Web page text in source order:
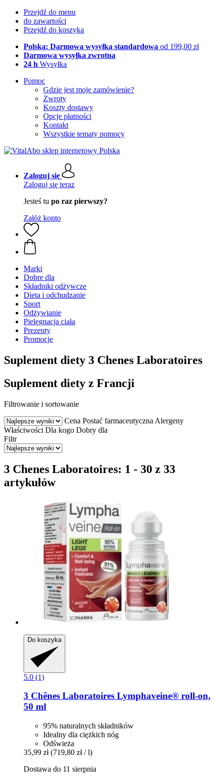
Przejdź do menu
do zawartości
Przejdź do koszyka
Polska: Darmowa wysyłka standardowa od 199,00 zł
Darmowa wysyłka zwrotna
24 h Wysyłka
Pomoc
Gdzie jest moje zamówienie?
Zwroty
Koszty dostawy
Opcje płatności
Kontakt
Wszystkie tematy pomocy
Zaloguj się
Zaloguj się teraz
Jesteś tu po raz pierwszy?
Załóż konto
Marki
Dobre dla
Składniki odżywcze
Dieta i odchudzanie
Sport
Odżywianie
Pielęgnacja ciała
Prezenty
Promocje
Suplement diety 3 Chenes Laboratoires
Suplement diety z Francji
Filtrowanie i sortowanie
Cena Postać farmaceutyczna Alergeny
Właściwości Dla kogo Dobry dla
Filtr
3 Chenes Laboratoires: 1 - 30 z 33
artykułów
Do koszyka
5.0 (1)
3 Chênes Laboratoires Lymphaveine® roll-​on,
50 ml
95% naturalnych składników
Idealny dla ciężkich nóg
Odświeża
35,99 zł (719,80 zł / l)
Dostawa do 11 sierpnia